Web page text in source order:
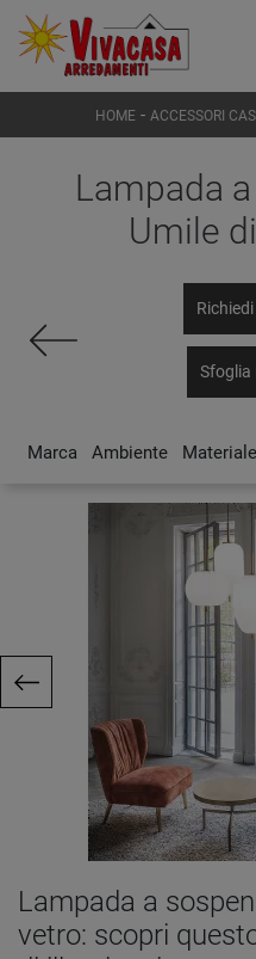
HOME - ACCESSORI
Lampada
Umile
Sfoglia
Marca Ambiente Materiale
Lampada a
vetro: scopri